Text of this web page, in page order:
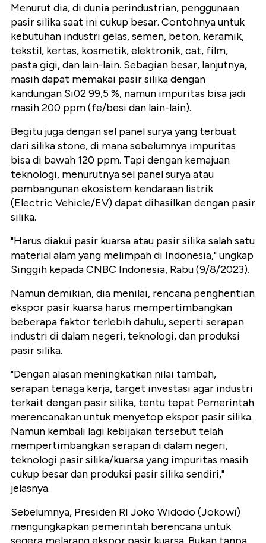
Menurut dia, di dunia perindustrian, penggunaan
pasir silika saat ini cukup besar. Contohnya untuk
kebutuhan industri gelas, semen, beton, keramik,
tekstil, kertas, kosmetik, elektronik, cat, film,
pasta gigi, dan lain-lain. Sebagian besar, lanjutnya,
masih dapat memakai pasir silika dengan
kandungan Si02 99,5 %, namun impuritas bisa jadi
masih 200 ppm (fe/besi dan lain-lain).
Begitu juga dengan sel panel surya yang terbuat
dari silika stone, di mana sebelumnya impuritas
bisa di bawah 120 ppm. Tapi dengan kemajuan
teknologi, menurutnya sel panel surya atau
pembangunan ekosistem kendaraan listrik
(Electric Vehicle/EV) dapat dihasilkan dengan pasir
silika.
"Harus diakui pasir kuarsa atau pasir silika salah satu
material alam yang melimpah di Indonesia," ungkap
Singgih kepada CNBC Indonesia, Rabu (9/8/2023).
Namun demikian, dia menilai, rencana penghentian
ekspor pasir kuarsa harus mempertimbangkan
beberapa faktor terlebih dahulu, seperti serapan
industri di dalam negeri, teknologi, dan produksi
pasir silika.
"Dengan alasan meningkatkan nilai tambah,
serapan tenaga kerja, target investasi agar industri
terkait dengan pasir silika, tentu tepat Pemerintah
merencanakan untuk menyetop ekspor pasir silika.
Namun kembali lagi kebijakan tersebut telah
mempertimbangkan serapan di dalam negeri,
teknologi pasir silika/kuarsa yang impuritas masih
cukup besar dan produksi pasir silika sendiri,"
jelasnya.
Sebelumnya, Presiden RI Joko Widodo (Jokowi)
mengungkapkan pemerintah berencana untuk
segera melarang ekspor pasir kuarsa. Bukan tanpa